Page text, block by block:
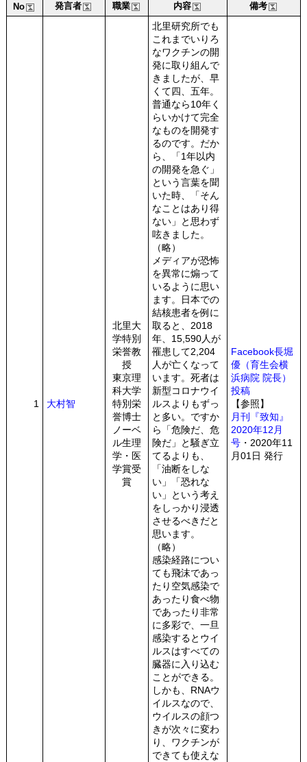
No 発言者 職業 内容 備考
1 大村智
北里大
学特別
栄誉教
授
東京理
科大学
特別栄
誉博士
ノーベ
ル生理
学・医
学賞受
賞
北里研究所でも
これまでいりろ
なワクチンの開
発に取り組んで
きましたが、早
くて四、五年。
普通なら10年く
らいかけて完全
なものを開発す
るのです。だか
ら、「1年以内
の開発を急ぐ」
という言葉を聞
いた時、「そん
なことはあり得
ない」と思わず
呟きました。
（略）
メディアが恐怖
を異常に煽って
いるように思い
ます。日本での
結核患者を例に
取ると、2018
年、15,590人が
罹患して2,204
人が亡くなって
います。死者は
新型コロナウイ
ルスよりもずっ
と多い。ですか
ら「危険だ、危
険だ」と騒ぎ立
てるよりも、
「油断をしな
い」「恐れな
い」という考え
をしっかり浸透
させるべきだと
思います。
（略）
感染経路につい
ても飛沫であっ
たり空気感染で
あったり食べ物
であったり非常
に多彩で、一旦
感染するとウイ
ルスはすべての
臓器に入り込む
ことができる。
しかも、RNAウ
イルスなので、
ウイルスの顔つ
きが次々に変わ
り、ワクチンが
できても使えな
Facebook長堀
優（育生会横
浜病院 院長）
投稿
【参照】
月刊『致知』
2020年12月
号・2020年11
月01日 発行